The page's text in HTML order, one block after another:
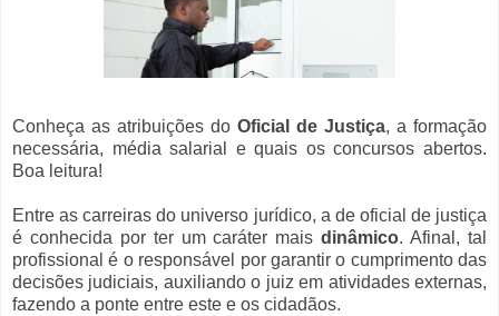
Conheça as atribuições do Oficial de Justiça, a formação
necessária, média salarial e quais os concursos abertos.
Boa leitura!
Entre as carreiras do universo jurídico, a de oficial de justiça
é conhecida por ter um caráter maisdinâmico. Afinal, tal
profissional é o responsável por garantir o cumprimento das
decisões judiciais, auxiliando o juiz em atividades externas,
fazendo a ponte entre este e os cidadãos.